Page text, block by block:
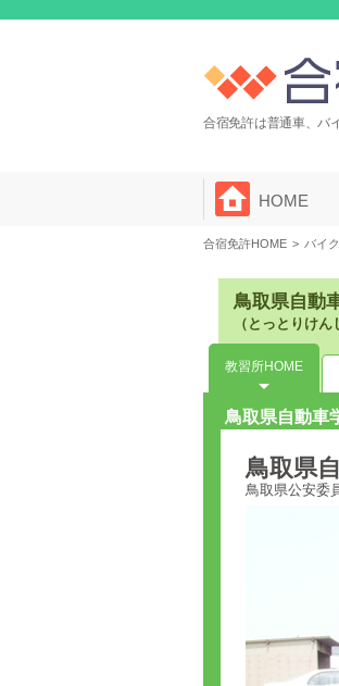
合宿免許は普通車、バ
HOME
合宿免許HOME バイ
鳥取県自動
（とっとりけん
教習所HOME
鳥取県自動車
鳥取県
鳥取県公安委